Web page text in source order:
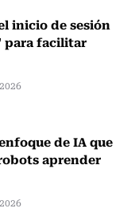
inicio de sesión
para facilitar
de IA que
aprender